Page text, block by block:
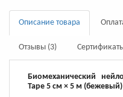
Описание товара
Отзывы (3)
Биомеханический
Tape 5 см × 5 м (бежевый)